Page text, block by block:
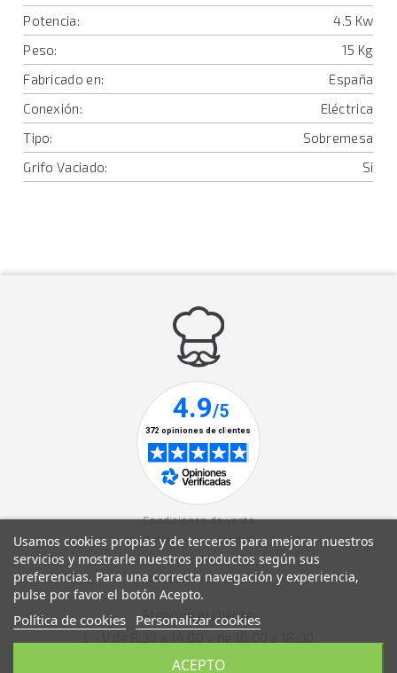
Potencia:
4.5 Kw
Peso:
15 Kg
Fabricado en:
España
Conexión:
Eléctrica
Tipo:
Sobremesa
Grifo Vaciado:
Si
Condiciones de venta
Política de privacidad
Aviso legal
Política de cookies
Atención al cliente:
Usamos cookies propias y de terceros para mejorar nuestros
servicios y mostrarle nuestros productos según sus
preferencias. Para una correcta navegación y experiencia,
pulse por favor el botón Acepto.
Política de cookies Personalizar cookies
ACEPTO